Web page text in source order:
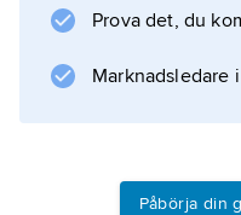
temperamentsfull
turnéer och en
klassisk och
Prova det, du
Marknadsledare
Påbörja din